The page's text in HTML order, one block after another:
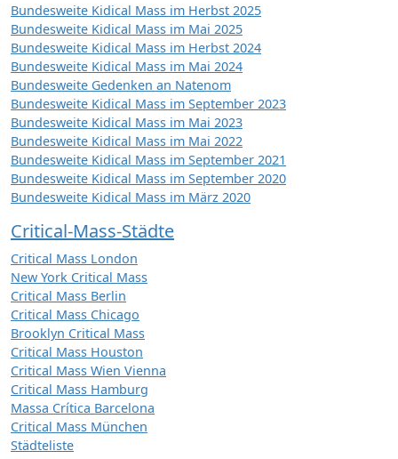
Bundesweite Kidical Mass im Herbst 2025
Bundesweite Kidical Mass im Mai 2025
Bundesweite Kidical Mass im Herbst 2024
Bundesweite Kidical Mass im Mai 2024
Bundesweite Gedenken an Natenom
Bundesweite Kidical Mass im September 2023
Bundesweite Kidical Mass im Mai 2023
Bundesweite Kidical Mass im Mai 2022
Bundesweite Kidical Mass im September 2021
Bundesweite Kidical Mass im September 2020
Bundesweite Kidical Mass im März 2020
Critical-Mass-Städte
Critical Mass London
New York Critical Mass
Critical Mass Berlin
Critical Mass Chicago
Brooklyn Critical Mass
Critical Mass Houston
Critical Mass Wien Vienna
Critical Mass Hamburg
Massa Crítica Barcelona
Critical Mass München
Städteliste